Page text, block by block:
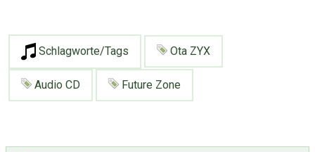
Schlagworte/Tags Ota ZYX
Audio CD Future Zone